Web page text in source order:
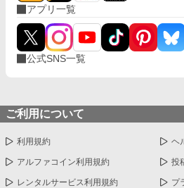
アプリ一覧
公式SNS一覧
ご利用について
利用規約 ヘ
アルファコイン利用規約 投
レンタルサービス利用規約 プ